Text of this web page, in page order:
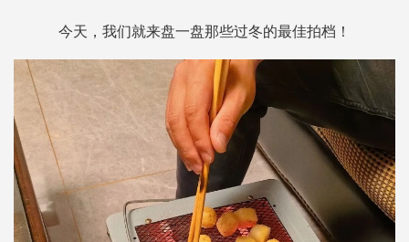
今天，我们就来盘一盘那些过冬的最佳拍档！